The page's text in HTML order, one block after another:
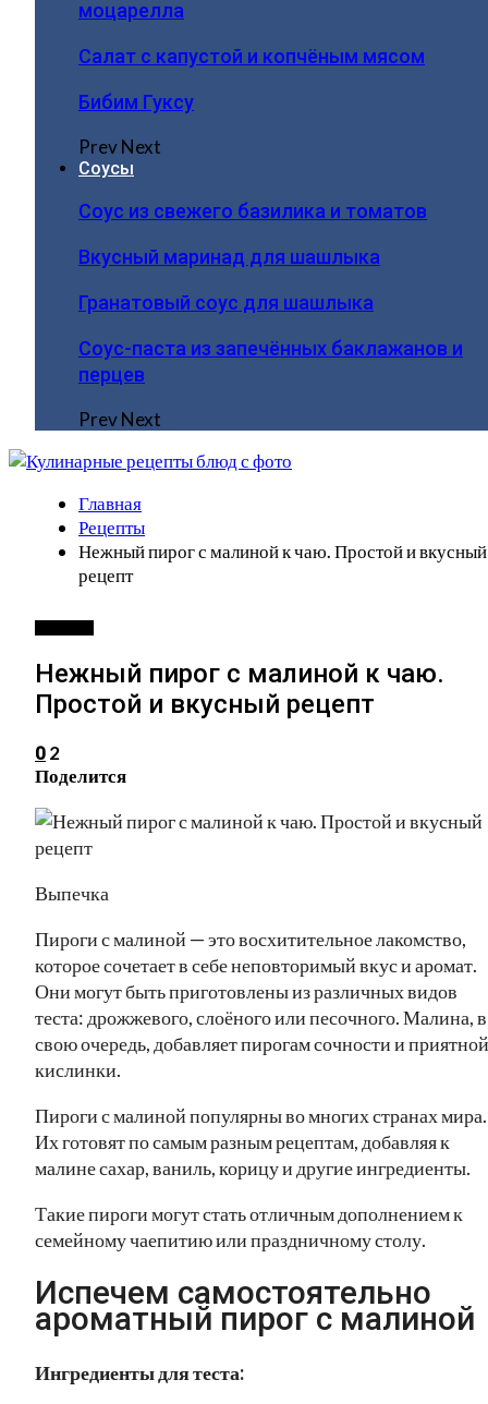
моцарелла
Салат с капустой и копчёным мясом
Бибим Гуксу
PrevNext
Соусы
Соус из свежего базилика и томатов
Вкусный маринад для шашлыка
Гранатовый соус для шашлыка
Соус-паста из запечённых баклажанов и
перцев
PrevNext
Главная
Рецепты
Нежный пирог с малиной к чаю. Простой и вкусный
рецепт
Нежный пирог с малиной к чаю.
Простой и вкусный рецепт
0 2
Поделится
Выпечка
Пироги с малиной — это восхитительное лакомство,
которое сочетает в себе неповторимый вкус и аромат.
Они могут быть приготовлены из различных видов
теста: дрожжевого, слоёного или песочного. Малина, в
свою очередь, добавляет пирогам сочности и приятной
кислинки.
Пироги с малиной популярны во многих странах мира.
Их готовят по самым разным рецептам, добавляя к
малине сахар, ваниль, корицу и другие ингредиенты.
Такие пироги могут стать отличным дополнением к
семейному чаепитию или праздничному столу.
Испечем самостоятельно
ароматный пирог с малиной
Ингредиенты для теста: